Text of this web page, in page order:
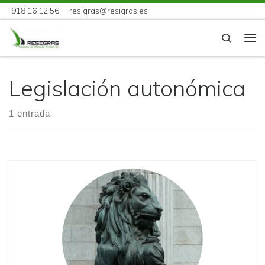
Skip to content
918 16 12 56 resigras@resigras.es
Search
Legislación autonómica
1 entrada